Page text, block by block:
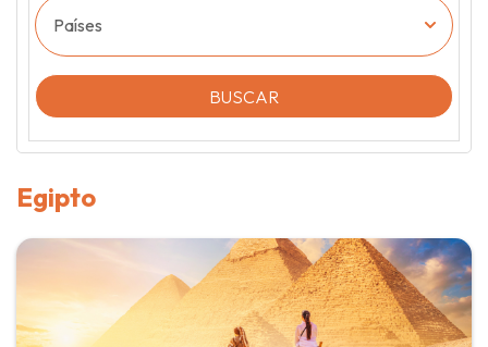
Egipto
Turquía
Jordania
Marruecos
África
Tipo de viaje
BUSCAR
Egipto